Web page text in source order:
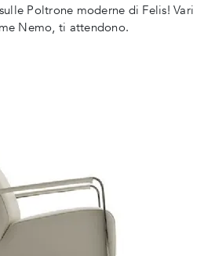
Poltrone moderne di Felis! Vari
Nemo, ti attendono.